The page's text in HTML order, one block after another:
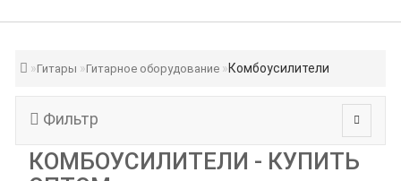
Гитары Гитарное оборудование Комбоусилители
Фильтр
КОМБОУСИЛИТЕЛИ - КУПИТЬ